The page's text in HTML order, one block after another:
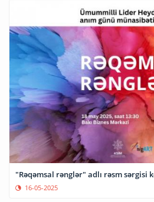
"Rəqəmsal rənglər" adlı rəsm sərgisi
16-05-2025